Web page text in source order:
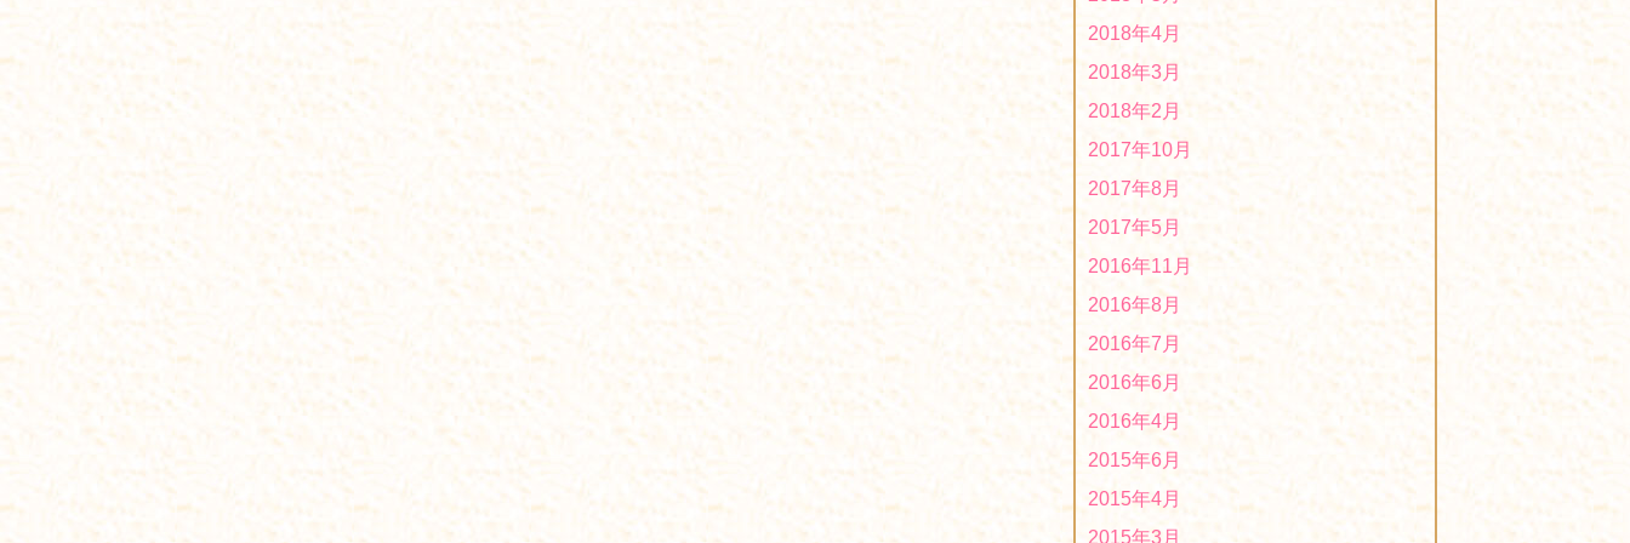
2019年度「第３回ほっとはぁーとマーケ
ット」に出店します！
2018年4月
2018年3月
2018年2月
2017年10月
2017年8月
2017年5月
2016年11月
2016年8月
2016年7月
2016年6月
2016年4月
2015年6月
2015年4月
2015年3月